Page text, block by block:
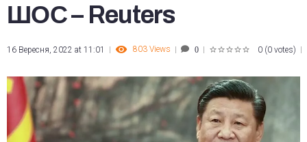
ШОС – Reuters
16 Вересня, 2022 at 11:01 803 Views 0 0 (0 votes)